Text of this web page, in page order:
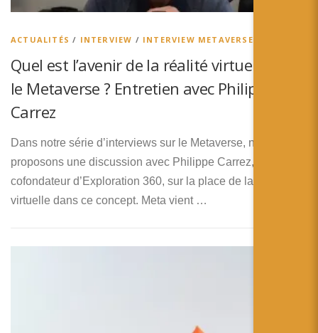
Español
ACTUALITÉS / INTERVIEW / INTERVIEW METAVERSE
Quel est l’avenir de la réalité virtuelle pour
le Metaverse ? Entretien avec Philippe
Carrez
Dans notre série d’interviews sur le Metaverse, nous vous
proposons une discussion avec Philippe Carrez,
cofondateur d’Exploration 360, sur la place de la réalité
virtuelle dans ce concept. Meta vient …